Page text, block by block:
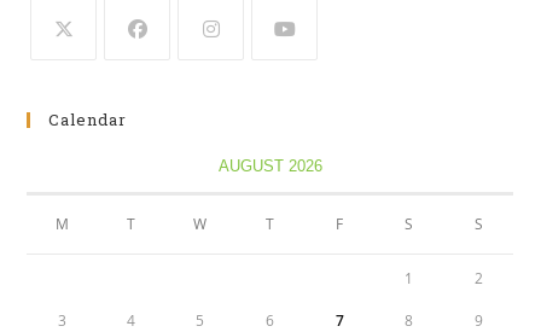
Calendar
AUGUST 2026
M T W T F S S
1 2
3 4 5 6 7 8 9